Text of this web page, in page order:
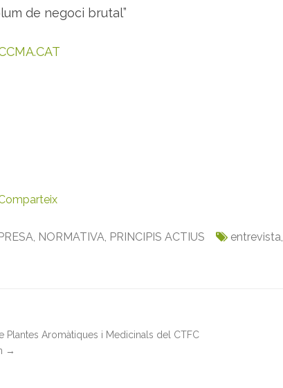
de negoci brutal”
, NORMATIVA, PRINCIPIS ACTIUS entrevista,
Plantes Aromàtiques i Medicinals del CTFC
→